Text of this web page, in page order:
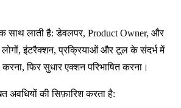
साथ लाती है: डेवलपर, Product Owner, और
लोगों, इंटरैक्शन, प्रक्रियाओं और टूल के संदर्भ में
फिर सुधार एक्शन परिभाषित करना।
अवधियों की सिफ़ारिश करता है: